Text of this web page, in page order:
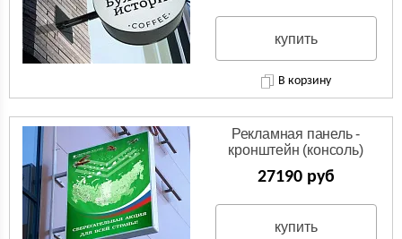
купить
В корзину
Рекламная панель -
кронштейн (консоль)
27190 руб
купить